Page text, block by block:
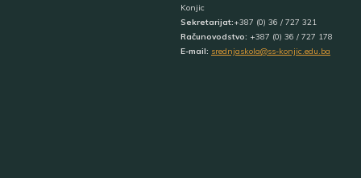
Konjic
Sekretarijat:+387 (0) 36 / 727 321
Računovodstvo: +387 (0) 36 / 727 178
E-mail: srednjaskola@ss-konjic.edu.ba